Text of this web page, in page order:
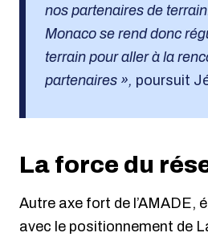
nos partenaires de
Monaco se rend donc
terrain pour aller à la
partenaires », poursuit
La force du
Autre axe fort de l’AMADE,
avec le positionnement de